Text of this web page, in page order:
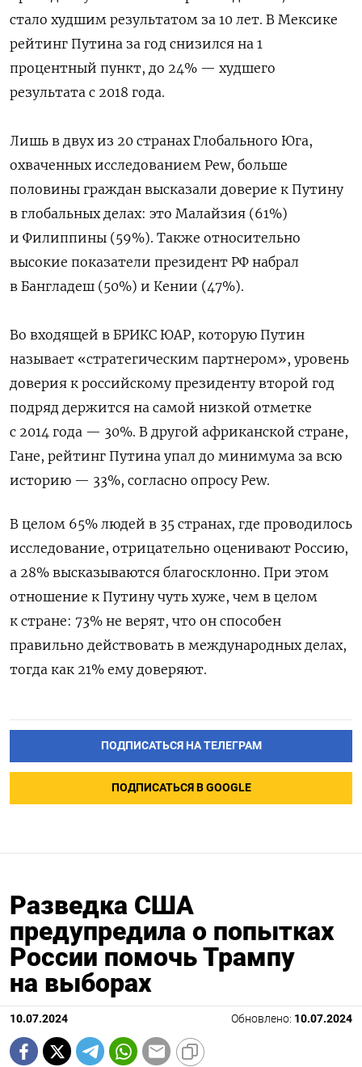
стало худшим результатом за 10 лет. В Мексике
рейтинг Путина за год снизился на 1
процентный пункт, до 24% — худшего
результата с 2018 года.
Лишь в двух из 20 странах Глобального Юга,
охваченных исследованием Pew, больше
половины граждан высказали доверие к Путину
в глобальных делах: это Малайзия (61%)
и Филиппины (59%). Также относительно
высокие показатели президент РФ набрал
в Бангладеш (50%) и Кении (47%).
Во входящей в БРИКС ЮАР, которую Путин
называет «стратегическим партнером», уровень
доверия к российскому президенту второй год
подряд держится на самой низкой отметке
с 2014 года — 30%. В другой африканской стране,
Гане, рейтинг Путина упал до минимума за всю
историю — 33%, согласно опросу Pew.
В целом 65% людей в 35 странах, где проводилось
исследование, отрицательно оценивают Россию,
а 28% высказываются благосклонно. При этом
отношение к Путину чуть хуже, чем в целом
к стране: 73% не верят, что он способен
правильно действовать в международных делах,
тогда как 21% ему доверяют.
ПОДПИСАТЬСЯ НА ТЕЛЕГРАМ
ПОДПИСАТЬСЯ В GOOGLE
Разведка США
предупредила о попытках
России помочь Трампу
на выборах
10.07.2024 Обновлено: 10.07.2024